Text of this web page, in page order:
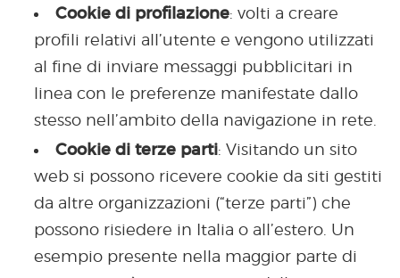
Cookie di profilazione: volti a creare
profili relativi all’utente e vengono utilizzati
al fine di inviare messaggi pubblicitari in
linea con le preferenze manifestate dallo
stesso nell’ambito della navigazione in rete.
Cookie di terze parti: Visitando un sito
web si possono ricevere cookie da siti gestiti
da altre organizzazioni (“terze parti”) che
possono risiedere in Italia o all’estero. Un
esempio presente nella maggior parte di